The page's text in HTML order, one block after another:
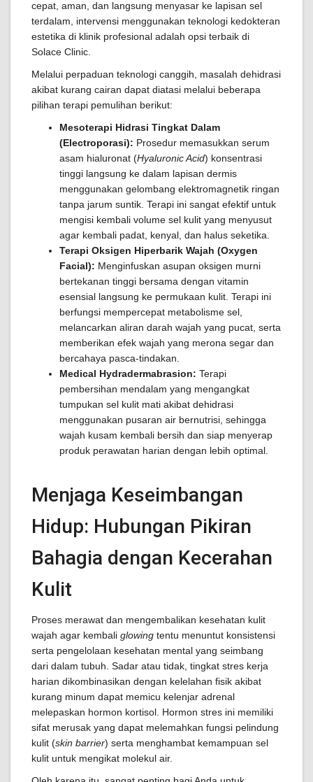
cepat, aman, dan langsung menyasar ke lapisan sel
terdalam, intervensi menggunakan teknologi kedokteran
estetika di klinik profesional adalah opsi terbaik di
Solace Clinic.
Melalui perpaduan teknologi canggih, masalah dehidrasi
akibat kurang cairan dapat diatasi melalui beberapa
pilihan terapi pemulihan berikut:
Mesoterapi Hidrasi Tingkat Dalam
(Electroporasi): Prosedur memasukkan serum
asam hialuronat (Hyaluronic Acid) konsentrasi
tinggi langsung ke dalam lapisan dermis
menggunakan gelombang elektromagnetik ringan
tanpa jarum suntik. Terapi ini sangat efektif untuk
mengisi kembali volume sel kulit yang menyusut
agar kembali padat, kenyal, dan halus seketika.
Terapi Oksigen Hiperbarik Wajah (Oxygen
Facial): Menginfuskan asupan oksigen murni
bertekanan tinggi bersama dengan vitamin
esensial langsung ke permukaan kulit. Terapi ini
berfungsi mempercepat metabolisme sel,
melancarkan aliran darah wajah yang pucat, serta
memberikan efek wajah yang merona segar dan
bercahaya pasca-tindakan.
Medical Hydradermabrasion: Terapi
pembersihan mendalam yang mengangkat
tumpukan sel kulit mati akibat dehidrasi
menggunakan pusaran air bernutrisi, sehingga
wajah kusam kembali bersih dan siap menyerap
produk perawatan harian dengan lebih optimal.
Menjaga Keseimbangan
Hidup: Hubungan Pikiran
Bahagia dengan Kecerahan
Kulit
Proses merawat dan mengembalikan kesehatan kulit
wajah agar kembali glowing tentu menuntut konsistensi
serta pengelolaan kesehatan mental yang seimbang
dari dalam tubuh. Sadar atau tidak, tingkat stres kerja
harian dikombinasikan dengan kelelahan fisik akibat
kurang minum dapat memicu kelenjar adrenal
melepaskan hormon kortisol. Hormon stres ini memiliki
sifat merusak yang dapat melemahkan fungsi pelindung
kulit (skin barrier) serta menghambat kemampuan sel
kulit untuk mengikat molekul air.